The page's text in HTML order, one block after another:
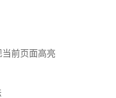
前页面高亮